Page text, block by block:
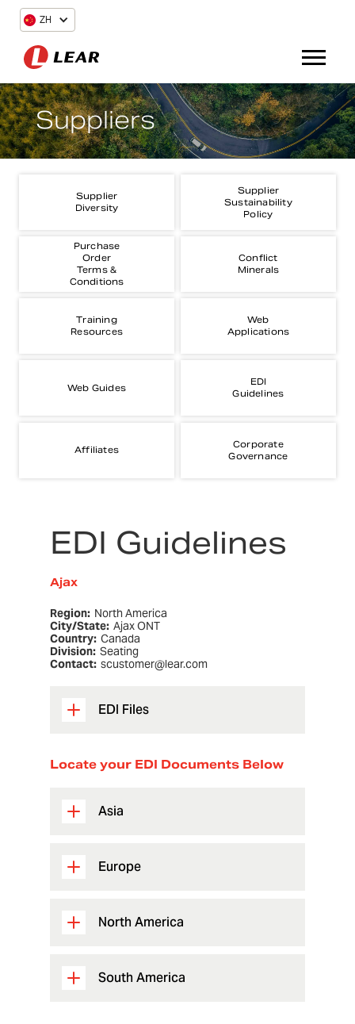
ZH
Suppliers
Supplier
Diversity
Supplier
Sustainability
Policy
Purchase
Order
Terms &
Conditions
Conflict
Minerals
Training
Resources
Web
Applications
Web Guides
EDI
Guidelines
Affiliates
Corporate
Governance
EDI Guidelines
Ajax
Region: North America
City/State: Ajax ONT
Country: Canada
Division: Seating
Contact: scustomer@lear.com
EDI Files
Locate your EDI Documents Below
Asia
Europe
North America
South America